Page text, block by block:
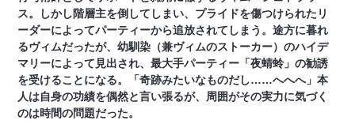
ス。しかし階層主を倒してしまい、プライドを傷つけられたリ
ーダーによってパーティーから追放されてしまう。途方に暮れ
るヴィムだったが、幼馴染（兼ヴィムのストーカー）のハイデ
マリーによって見出され、最大手パーティー「夜蜻蛉」の勧誘
を受けることになる。「奇跡みたいなものだし……へへへ」本
人は自身の功績を偶然と言い張るが、周囲がその実力に気づく
のは時間の問題だった。